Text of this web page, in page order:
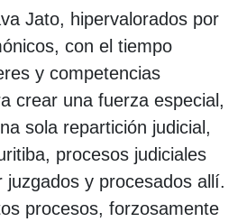
Jato, hipervalorados por
con el tiempo
y competencias
crear una fuerza especial,
sola repartición judicial,
procesos judiciales
y procesados allí.
procesos, forzosamente